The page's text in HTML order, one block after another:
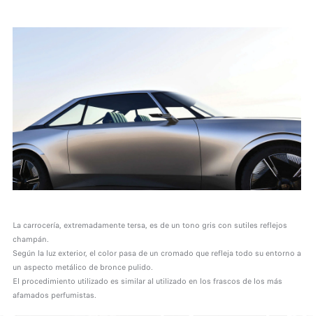
La carrocería, extremadamente tersa, es de un tono gris con sutiles reflejos
champán.
Según la luz exterior, el color pasa de un cromado que refleja todo su entorno a
un aspecto metálico de bronce pulido.
El procedimiento utilizado es similar al utilizado en los frascos de los más
afamados perfumistas.